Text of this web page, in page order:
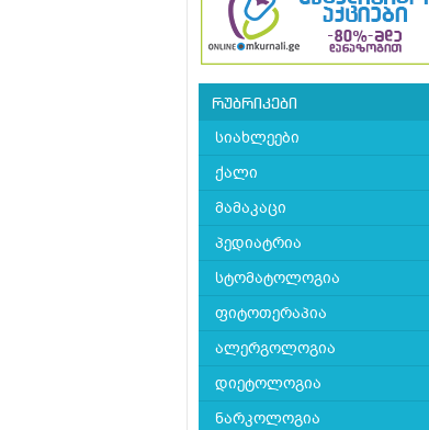
რუბრიკები
სიახლეები
ქალი
მამაკაცი
პედიატრია
სტომატოლოგია
ფიტოთერაპია
ალერგოლოგია
დიეტოლოგია
ნარკოლოგია